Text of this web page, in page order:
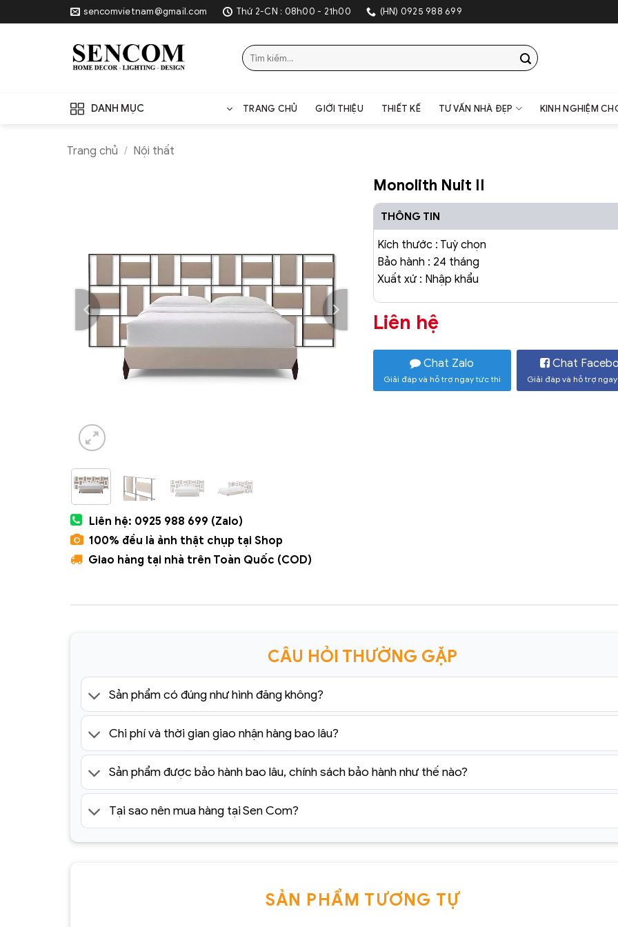
to
sencomvietnam@gmail.com Thứ 2-CN : 08h00 - 21h00 (HN) 0925 988 699
Tìm
kiếm:
DANH MỤC TRANG CHỦ GIỚI THIỆU THIẾT KẾ TƯ VẤN NHÀ ĐẸP KINH NGHIỆM
Trang chủ / Nội thất
Liên hệ: 0925 988 699 (Zalo)
100% đều là ảnh thật chụp tại Shop
Giao hàng tại nhà trên Toàn Quốc (COD)
Monolith Nuit II
THÔNG TIN
Kích thước : Tuỳ chọn
Bảo hành : 24 tháng
Xuất xứ : Nhập khẩu
Liên hệ
Chat Zalo
Giải đáp và hỗ trợ ngay tức thì
Chat
Giải đáp và hỗ trợ
CÂU HỎI THƯỜNG GẶP
Sản phẩm có đúng như hình đăng không?
Chi phí và thời gian giao nhận hàng bao lâu?
Sản phẩm được bảo hành bao lâu, chính sách bảo hành như thế nào?
Tại sao nên mua hàng tại Sen Com?
SẢN PHẨM TƯƠNG TỰ